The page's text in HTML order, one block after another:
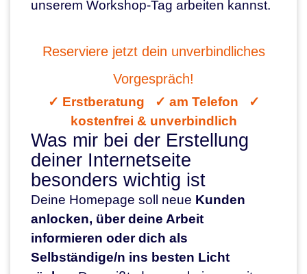
unserem Workshop-Tag arbeiten kannst.
Reserviere jetzt dein unverbindliches
Vorgespräch!​
✓ Erstberatung ✓ am Telefon ✓
kostenfrei & unverbindlich
Was mir bei der Erstellung
deiner Internetseite
besonders wichtig ist
Deine Homepage soll neue Kunden
anlocken, über deine Arbeit
informieren oder dich als
Selbständige/n ins besten Licht